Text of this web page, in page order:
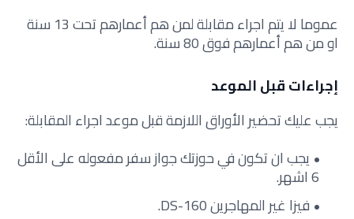
عموما لا يتم اجراء مقابلة لمن هم أعمارهم تحت 13 سنة
او من هم أعمارهم فوق 80 سنة.
إجراءات قبل الموعد
يجب عليك تحضير الأوراق اللازمة قبل موعد اجراء المقابلة:
يجب ان تكون في حوزتك جواز سفر مفعوله على الأقل
6 اشهر.
فيزا غير المهاجرين DS-160.